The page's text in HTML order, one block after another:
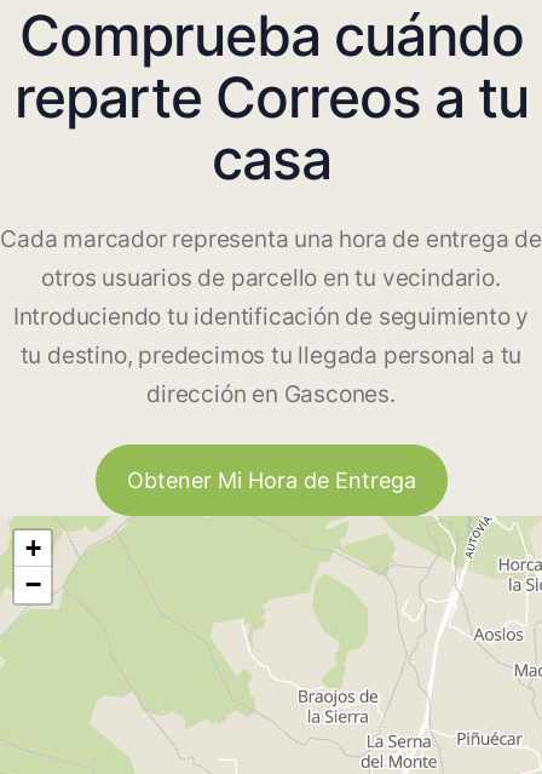
Comprueba cuándo
reparte Correos a tu
casa
Cada marcador representa una hora de entrega de
otros usuarios de parcello en tu vecindario.
Introduciendo tu identificación de seguimiento y
tu destino, predecimos tu llegada personal a tu
dirección en Gascones.
Obtener Mi Hora de Entrega
+
−